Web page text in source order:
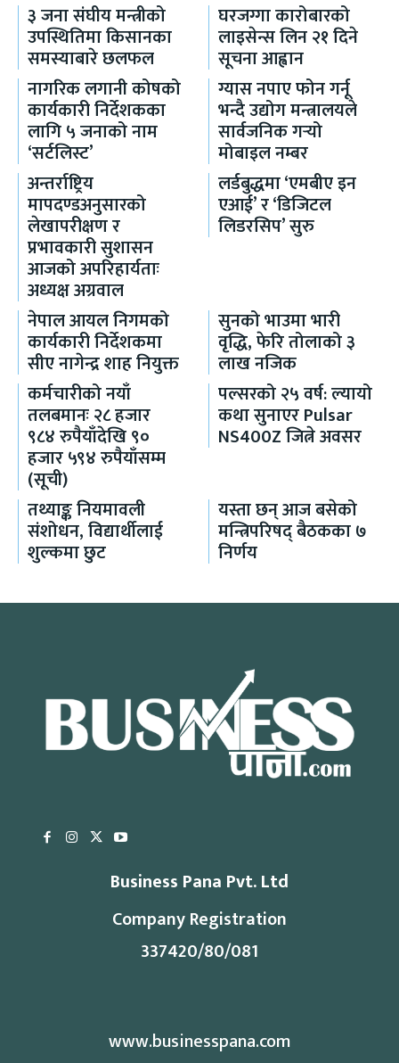
३ जना संघीय मन्त्रीको
उपस्थितिमा किसानका
समस्याबारे छलफल
घरजग्गा कारोबारको
लाइसेन्स लिन २१ दिने
सूचना आह्वान
नागरिक लगानी कोषको
कार्यकारी निर्देशकका
लागि ५ जनाको नाम
‘सर्टलिस्ट’
ग्यास नपाए फोन गर्नू
भन्दै उद्योग मन्त्रालयले
सार्वजनिक गर्‍यो
मोबाइल नम्बर
अन्तर्राष्ट्रिय
मापदण्डअनुसारको
लेखापरीक्षण र
प्रभावकारी सुशासन
आजको अपरिहार्यताः
अध्यक्ष अग्रवाल
लर्डबुद्धमा ‘एमबीए इन
एआई’ र ‘डिजिटल
लिडरसिप’ सुरु
नेपाल आयल निगमको
कार्यकारी निर्देशकमा
सीए नागेन्द्र शाह नियुक्त
सुनको भाउमा भारी
वृद्धि, फेरि तोलाको ३
लाख नजिक
कर्मचारीको नयाँ
तलबमानः २८ हजार
९८४ रुपैयाँदेखि ९०
हजार ५९४ रुपैयाँसम्म
(सूची)
पल्सरको २५ वर्ष: ल्यायो
कथा सुनाएर Pulsar
NS400Z जित्ने अवसर
तथ्याङ्क नियमावली
संशोधन, विद्यार्थीलाई
शुल्कमा छुट
यस्ता छन् आज बसेको
मन्त्रिपरिषद् बैठकका ७
निर्णय
Business Pana Pvt. Ltd
Company Registration
337420/80/081
www.businesspana.com